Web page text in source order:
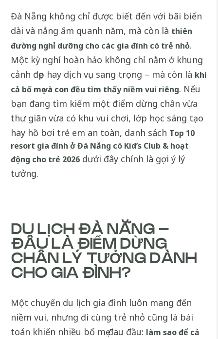
Đà Nẵng không chỉ được biết đến với bãi biển
dài và nắng ấm quanh năm, mà còn là thiên
đường nghỉ dưỡng cho các gia đình có trẻ nhỏ.
Một kỳ nghỉ hoàn hảo không chỉ nằm ở khung
cảnh đẹp hay dịch vụ sang trọng – mà còn là khi
cả bố mẹ và con đều tìm thấy niềm vui riêng. Nếu
bạn đang tìm kiếm một điểm dừng chân vừa
thư giãn vừa có khu vui chơi, lớp học sáng tạo
hay hồ bơi trẻ em an toàn, danh sách Top 10
resort gia đình ở Đà Nẵng có Kid’s Club & hoạt
động cho trẻ 2026 dưới đây chính là gợi ý lý
tưởng.
DU LỊCH ĐÀ NẴNG –
ĐÂU LÀ ĐIỂM DỪNG
CHÂN LÝ TƯỞNG DÀNH
CHO GIA ĐÌNH?
Một chuyến du lịch gia đình luôn mang đến
niềm vui, nhưng đi cùng trẻ nhỏ cũng là bài
toán khiến nhiều bố mẹ đau đầu: làm sao để cả